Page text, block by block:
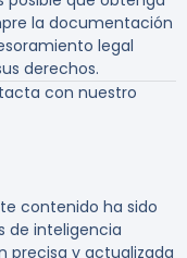
la documentación
legal
derechos.
con nuestro
contenido ha sido
de inteligencia
precisa y actualizada